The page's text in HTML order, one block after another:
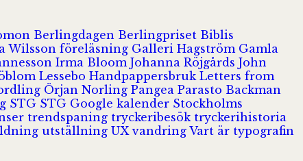
Berlingdagen Berlingpriset Biblis
Wilsson föreläsning Galleri Hagström Gamla
Irma Bloom Johanna Röjgårds John
Lessebo Handpappersbruk Letters from
Örjan Norling Pangea Parasto Backman
STG STG Google kalender Stockholms
trendspaning tryckeribesök tryckerihistoria
utställning UXvandring Vart är typografin